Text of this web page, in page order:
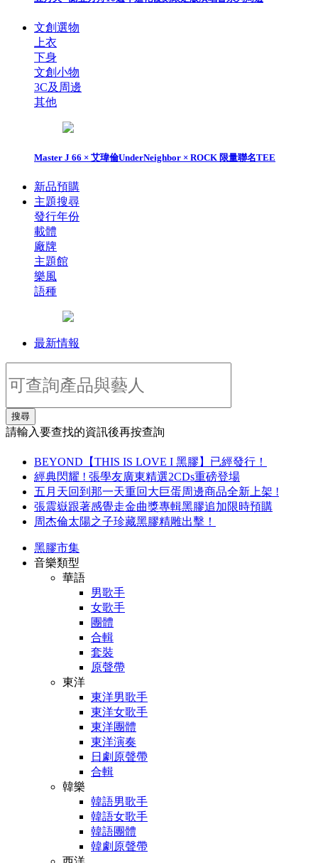
文創選物
上衣
下身
文創小物
3C及周邊
其他
Master J 66 × 艾瑋倫UnderNeighbor × ROCK 限量聯名TEE
新品預購
主題搜尋
發行年份
載體
廠牌
主題館
樂風
語種
最新情報
搜尋
請輸入要查找的資訊後再按查詢
BEYOND【THIS IS LOVE I 黑膠】已經發行！
經典閃耀 ! 張學友廣東精選2CDs重磅登場
五月天回到那一天重回大巨蛋周邊商品全新上架 !
張震嶽跟著感覺走金曲獎專輯黑膠追加限時預購
周杰倫太陽之子珍藏黑膠精雕出擊！
黑膠市集
音樂類型
華語
男歌手
女歌手
團體
合輯
套裝
原聲帶
東洋
東洋男歌手
東洋女歌手
東洋團體
東洋演奏
日劇原聲帶
合輯
韓樂
韓語男歌手
韓語女歌手
韓語團體
韓劇原聲帶